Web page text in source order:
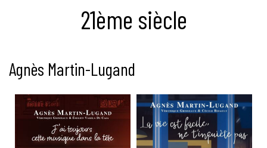
21ème siècle
Agnès Martin-Lugand